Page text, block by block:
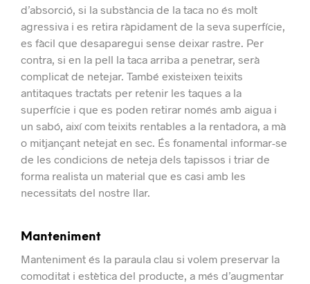
d’absorció, si la substància de la taca no és molt
agressiva i es retira ràpidament de la seva superfície,
es fàcil que desaparegui sense deixar rastre. Per
contra, si en la pell la taca arriba a penetrar, serà
complicat de netejar. També existeixen teixits
antitaques tractats per retenir les taques a la
superfície i que es poden retirar només amb aigua i
un sabó, així com teixits rentables a la rentadora, a mà
o mitjançant netejat en sec. És fonamental informar-se
de les condicions de neteja dels tapissos i triar de
forma realista un material que es casi amb les
necessitats del nostre llar.
Manteniment
Manteniment és la paraula clau si volem preservar la
comoditat i estètica del producte, a més d’augmentar